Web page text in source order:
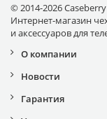
© 2014-2026 Caseberry
Интернет-магазин
и аксессуаров для
О компании
Новости
Гарантия